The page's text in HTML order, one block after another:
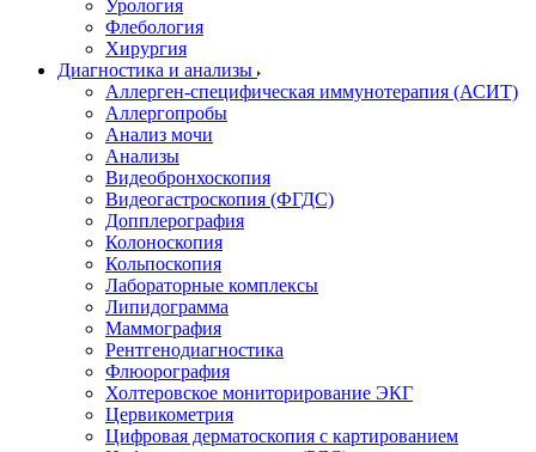
Урология
Флебология
Хирургия
Диагностика и анализы
Аллерген-специфическая иммунотерапия (АСИТ)
Аллергопробы
Анализ мочи
Анализы
Видеобронхоскопия
Видеогастроскопия (ФГДС)
Допплерография
Колоноскопия
Кольпоскопия
Лабораторные комплексы
Липидограмма
Маммография
Рентгенодиагностика
Флюорография
Холтеровское мониторирование ЭКГ
Цервикометрия
Цифровая дерматоскопия с картированием